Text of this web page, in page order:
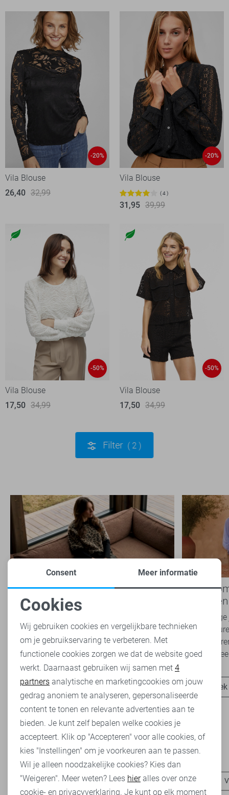
-20%
Vila Blouse
26,40 32,99
-20%
Vila Blouse
4
31,95 39,99
-50%
Vila Blouse
17,50 34,99
-50%
Vila Blouse
17,50 34,99
Filter 2
Nieuwe Lady Day najaarscollectie
2026 bij Sans: stijl en comfort in
travelkwaliteit
veelzijdig én stijlvol is. Met de nieuwe Lady
Day najaarscollectie 2026 ben je helemaal
klaar voor...
Ontdek nu
Boho
overal
Van
zachte
Romance
het
Heb je dit al eens bekeken?
Vila truien Vila vesten Vila blouses Vila t-shirts
Noodzakelijke cookies
Personalisatie cookies
Analytische cookies
Marketing cookies
Consent Meer informatie
Cookies
Wij gebruiken cookies en vergelijkbare technieken
om je gebruikservaring te verbeteren. Met
functionele cookies zorgen we dat de website goed
werkt. Daarnaast gebruiken wij samen met 4
partners analytische en marketingcookies om jouw
gedrag anoniem te analyseren, gepersonaliseerde
content te tonen en relevante advertenties aan te
bieden. Je kunt zelf bepalen welke cookies je
accepteert. Klik op "Accepteren" voor alle cookies, of
kies "Instellingen" om je voorkeuren aan te passen.
Wil je alleen noodzakelijke cookies? Kies dan
"Weigeren". Meer weten? Lees hieralles over onze
cookie- en privacyverklaring. Je kunt op elk moment